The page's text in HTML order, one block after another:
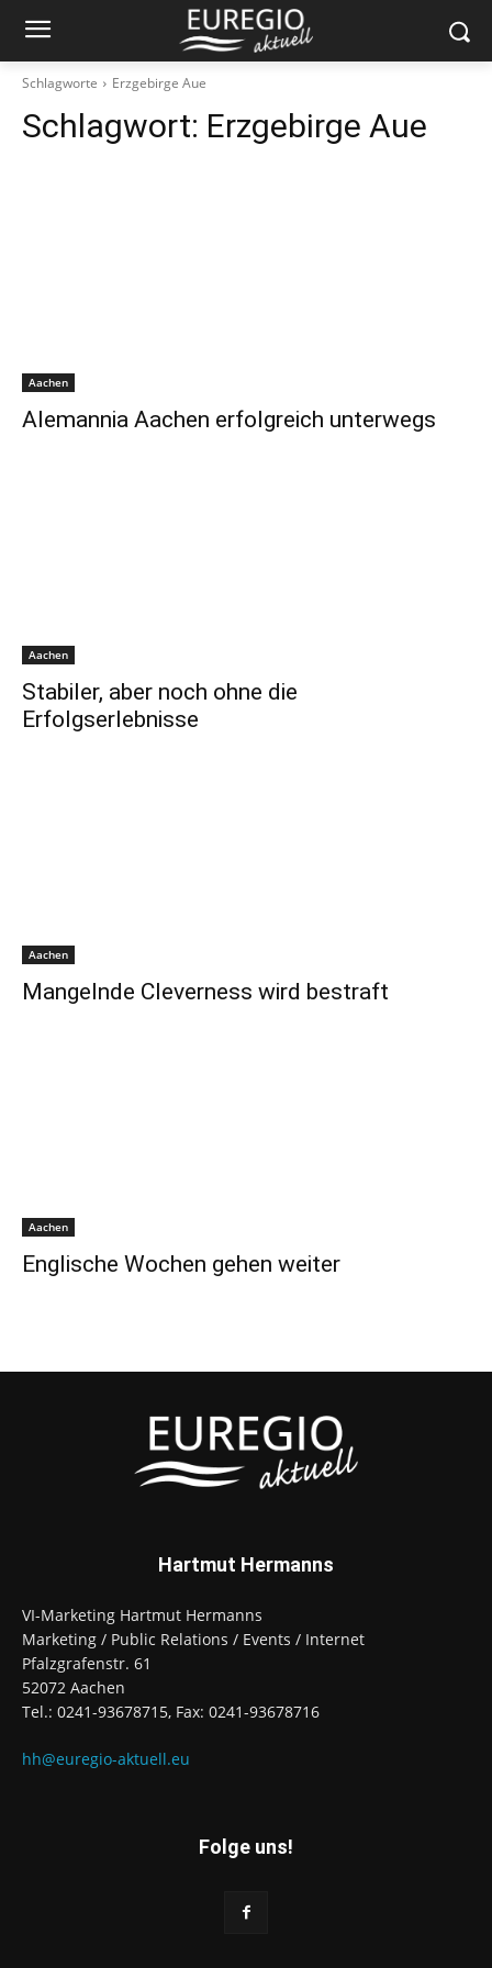
Schlagworte Erzgebirge Aue
Schlagwort: Erzgebirge Aue
Aachen
Alemannia Aachen erfolgreich unterwegs
Aachen
Stabiler, aber noch ohne die
Erfolgserlebnisse
Aachen
Mangelnde Cleverness wird bestraft
Aachen
Englische Wochen gehen weiter
Hartmut Hermanns
VI-Marketing Hartmut Hermanns
Marketing / Public Relations / Events / Internet
Pfalzgrafenstr. 61
52072 Aachen
Tel.: 0241-93678715, Fax: 0241-93678716
hh@euregio-aktuell.eu
Folge uns!